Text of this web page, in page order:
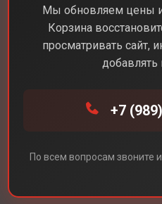
Мы обновляем цены и
Корзина
просматривать сайт,
добавлять
+7
По всем вопросам звоните